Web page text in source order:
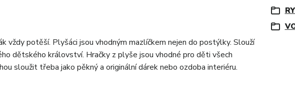
vždy potěší. Plyšáci jsou vhodným mazlíčkem nejen do postýlky. Slouží
dětského království. Hračky z plyše jsou vhodné pro děti všech
sloužit třeba jako pěkný a originální dárek nebo ozdoba interiéru.